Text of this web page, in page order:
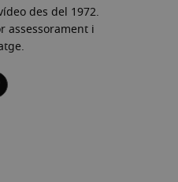
des del 1972.
assessorament i